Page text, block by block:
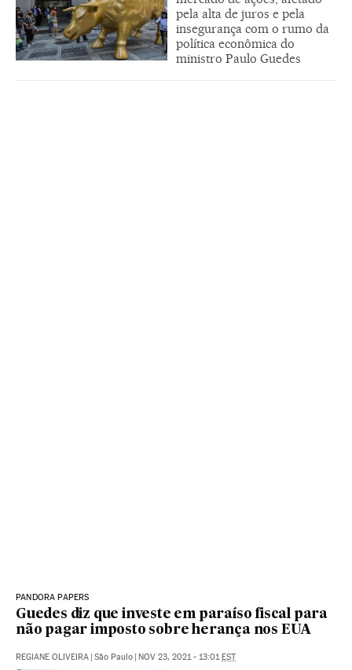
pela alta de juros e pela
insegurança com o rumo da
política econômica do
ministro Paulo Guedes
PANDORA PAPERS
Guedes diz que investe em paraíso fiscal para
não pagar imposto sobre herança nos EUA
REGIANE OLIVEIRA | São Paulo | NOV 23, 2021 - 13:01EST